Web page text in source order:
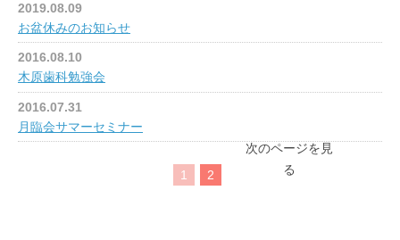
2019.08.09
お盆休みのお知らせ
2016.08.10
木原歯科勉強会
2016.07.31
月臨会サマーセミナー
1 2
次のページを見
る